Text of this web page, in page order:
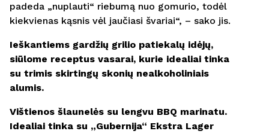
padeda „nuplauti“ riebumą nuo gomurio, todėl
kiekvienas kąsnis vėl jaučiasi švariai“, – sako jis.
Ieškantiems gardžių grilio patiekalų idėjų,
siūlome receptus vasarai, kurie idealiai tinka
su trimis skirtingų skonių nealkoholiniais
alumis.
Vištienos šlaunelės su lengvu BBQ marinatu.
Idealiai tinka su „Gubernija“ Ekstra Lager